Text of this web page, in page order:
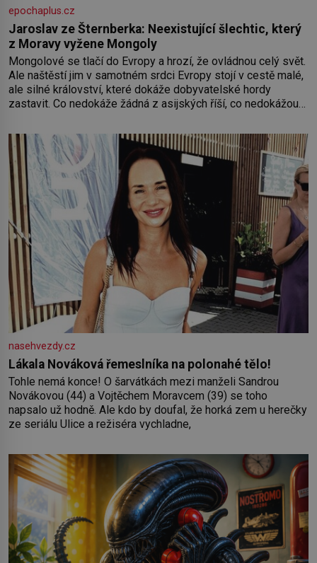
epochaplus.cz
Jaroslav ze Šternberka: Neexistující šlechtic, který
z Moravy vyžene Mongoly
Mongolové se tlačí do Evropy a hrozí, že ovládnou celý svět.
Ale naštěstí jim v samotném srdci Evropy stojí v cestě malé,
ale silné království, které dokáže dobyvatelské hordy
zastavit. Co nedokáže žádná z asijských říší, co nedokážou
od roku 1223 postupují podél Kaspického a Azovského
moře,
nasehvezdy.cz
Lákala Nováková řemeslníka na polonahé tělo!
Tohle nemá konce! O šarvátkách mezi manželi Sandrou
Novákovou (44) a Vojtěchem Moravcem (39) se toho
napsalo už hodně. Ale kdo by doufal, že horká zem u herečky
ze seriálu Ulice a režiséra vychladne,